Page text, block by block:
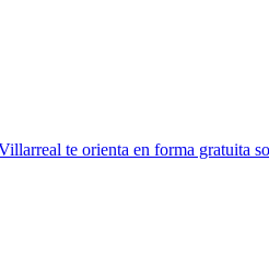
te orienta en forma gratuita